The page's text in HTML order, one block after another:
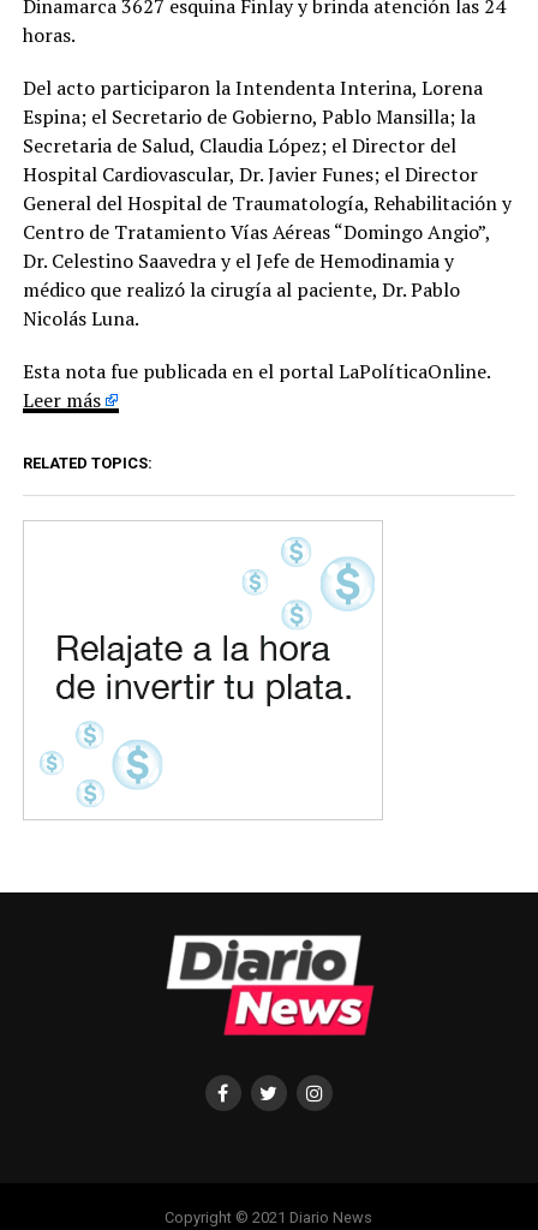
Dinamarca 3627 esquina Finlay y brinda atención las 24
horas.
Del acto participaron la Intendenta Interina, Lorena
Espina; el Secretario de Gobierno, Pablo Mansilla; la
Secretaria de Salud, Claudia López; el Director del
Hospital Cardiovascular, Dr. Javier Funes; el Director
General del Hospital de Traumatología, Rehabilitación y
Centro de Tratamiento Vías Aéreas “Domingo Angio”,
Dr. Celestino Saavedra y el Jefe de Hemodinamia y
médico que realizó la cirugía al paciente, Dr. Pablo
Nicolás Luna.
Esta nota fue publicada en el portal LaPolíticaOnline.
Leer más
RELATED TOPICS:
Copyright © 2021 Diario News